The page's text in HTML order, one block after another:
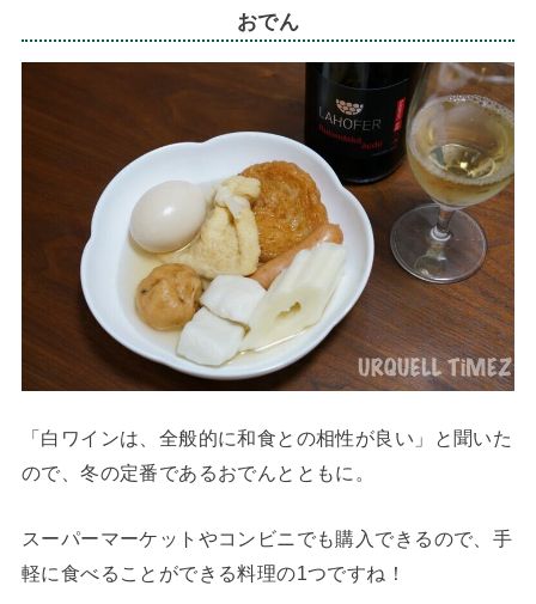
おでん
「白ワインは、全般的に和食との相性が良い」と聞いた
ので、冬の定番であるおでんとともに。
スーパーマーケットやコンビニでも購入できるので、手
軽に食べることができる料理の1つですね！